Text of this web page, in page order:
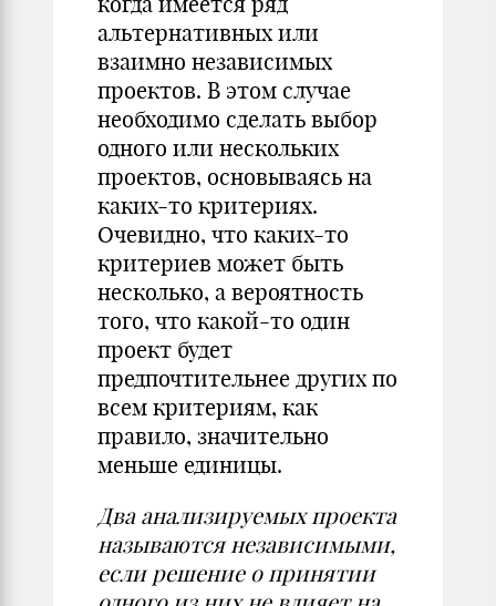
альтернативных или
взаимно независимых
проектов. В этом случае
необходимо сделать выбор
одного или нескольких
проектов, основываясь на
каких-то критериях.
Очевидно, что каких-то
критериев может быть
несколько, а вероятность
того, что какой-то один
проект будет
предпочтительнее других по
всем критериям, как
правило, значительно
меньше единицы.
Два анализируемых проекта
называются независимыми,
если решение о принятии